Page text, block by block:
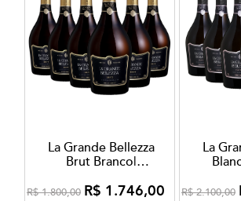
La Grande Bellezza
Brut Branco|
R$ 1.800,00 R$ 1.746,00
La
R$ 2.100,00